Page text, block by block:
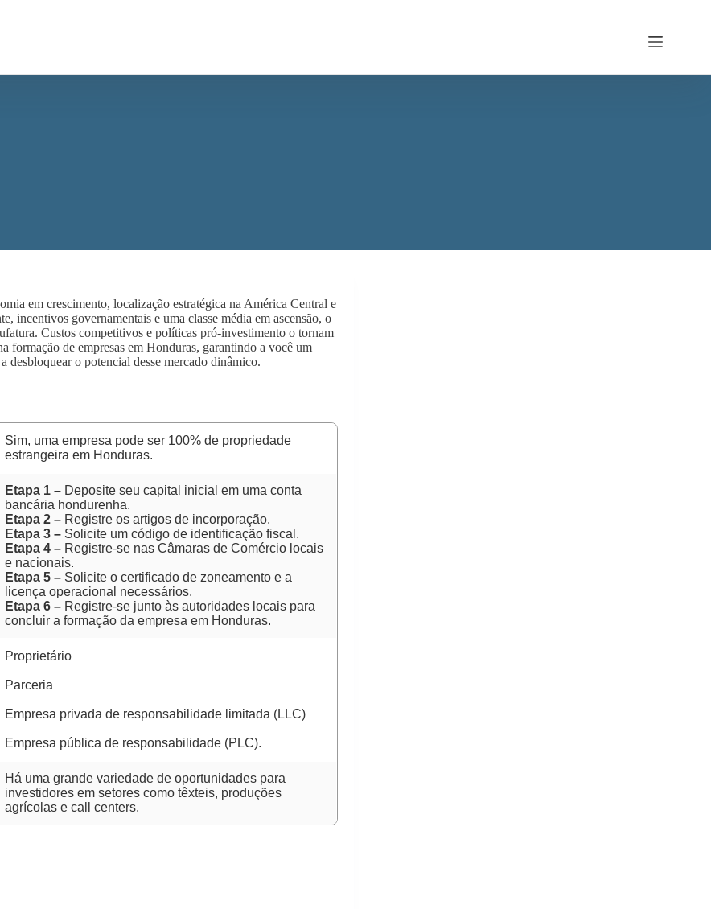
em crescimento, localização estratégica na América Central e
incentivos governamentais e uma classe média em ascensão, o
Custos competitivos e políticas pró-investimento o tornam
formação de empresas em Honduras, garantindo a você um
o potencial desse mercado dinâmico.
Sim, uma empresa pode ser 100% de propriedade
estrangeira em Honduras.
Etapa 1 – Deposite seu capital inicial em uma conta
bancária hondurenha.
Etapa 2 – Registre os artigos de incorporação.
Etapa 3 – Solicite um código de identificação fiscal.
Etapa 4 – Registre-se nas Câmaras de Comércio locais
e nacionais.
Etapa 5 – Solicite o certificado de zoneamento e a
licença operacional necessários.
Etapa 6 – Registre-se junto às autoridades locais para
concluir a formação da empresa em Honduras.
Proprietário
Parceria
Empresa privada de responsabilidade limitada (LLC)
Empresa pública de responsabilidade (PLC).
Há uma grande variedade de oportunidades para
investidores em setores como têxteis, produções
agrícolas e call centers.